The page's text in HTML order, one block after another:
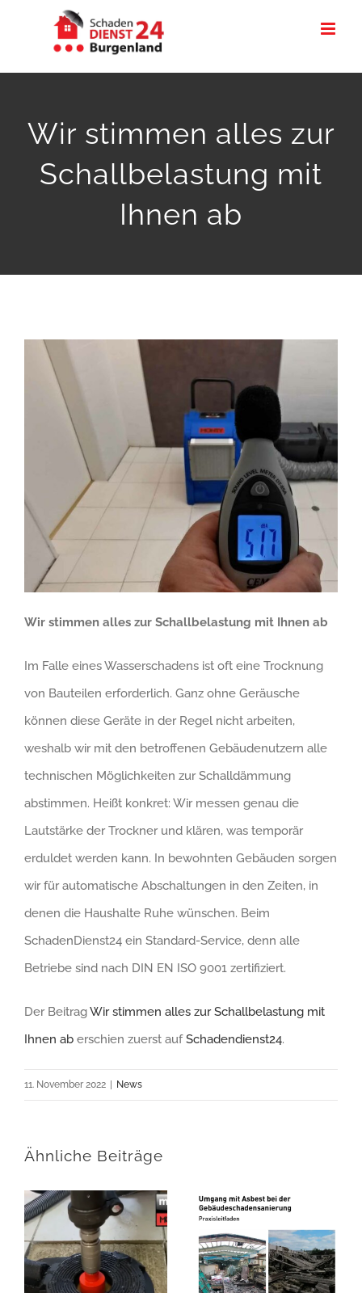
Wir stimmen alles zur
Schallbelastung mit
Ihnen ab
Wir stimmen alles zur Schallbelastung mit Ihnen ab
Im Falle eines Wasserschadens ist oft eine Trocknung
von Bauteilen erforderlich. Ganz ohne Geräusche
können diese Geräte in der Regel nicht arbeiten,
weshalb wir mit den betroffenen Gebäudenutzern alle
technischen Möglichkeiten zur Schalldämmung
abstimmen. Heißt konkret: Wir messen genau die
Lautstärke der Trockner und klären, was temporär
erduldet werden kann. In bewohnten Gebäuden sorgen
wir für automatische Abschaltungen in den Zeiten, in
denen die Haushalte Ruhe wünschen. Beim
SchadenDienst24 ein Standard-Service, denn alle
Betriebe sind nach DIN EN ISO 9001 zertifiziert.
Der BeitragWir stimmen alles zur Schallbelastung mit
Ihnen ab erschien zuerst aufSchadendienst24.
11. November 2022 News
Ähnliche Beiträge